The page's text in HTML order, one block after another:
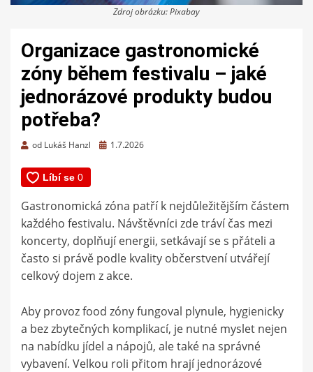
Zdroj obrázku: Pixabay
Organizace gastronomické
zóny během festivalu – jaké
jednorázové produkty budou
potřeba?
od Lukáš Hanzl
Zveřejněno
1.7.2026
Gastronomická zóna patří k nejdůležitějším částem
každého festivalu. Návštěvníci zde tráví čas mezi
koncerty, doplňují energii, setkávají se s přáteli a
často si právě podle kvality občerstvení utvářejí
celkový dojem z akce.
Aby provoz food zóny fungoval plynule, hygienicky
a bez zbytečných komplikací, je nutné myslet nejen
na nabídku jídel a nápojů, ale také na správné
vybavení. Velkou roli přitom hrají jednorázové